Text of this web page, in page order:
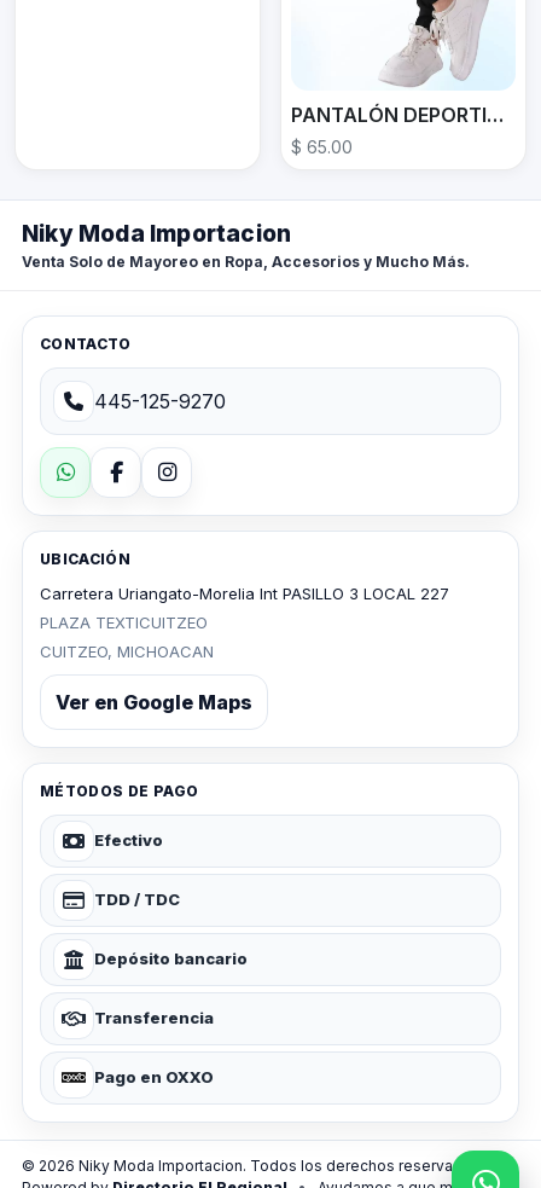
PANTALÓN DEPORTIVO LD-632
$ 65.00
Niky Moda Importacion
Venta Solo de Mayoreo en Ropa, Accesorios y Mucho Más.
CONTACTO
445-125-9270
UBICACIÓN
Carretera Uriangato-Morelia Int PASILLO 3 LOCAL 227
PLAZA TEXTICUITZEO
CUITZEO, MICHOACAN
Ver en Google Maps
MÉTODOS DE PAGO
Efectivo
TDD / TDC
Depósito bancario
Transferencia
Pago en OXXO
© 2026 Niky Moda Importacion. Todos los derechos reservados.